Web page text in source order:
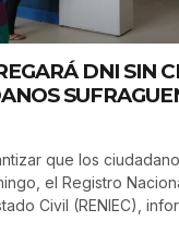
DNI SIN
que los
el Registro
Civil (RENIEC),